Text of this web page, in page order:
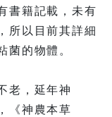
書籍記載，未有
所以目前其詳細
菌的物體。
老，延年神
《神農本草